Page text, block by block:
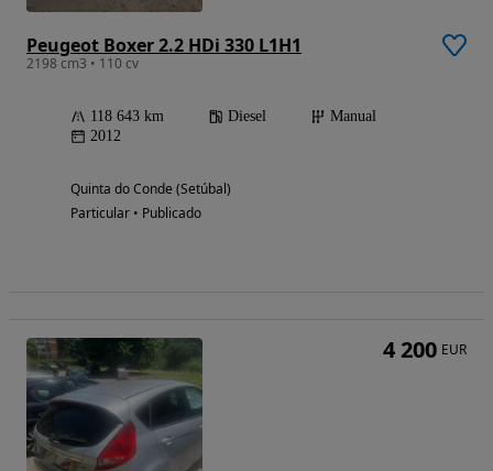
Peugeot Boxer 2.2 HDi 330 L1H1
2198 cm3 • 110 cv
118 643 km Diesel
Manual
2012
Quinta do Conde (Setúbal)
Particular • Publicado
4 200 EUR